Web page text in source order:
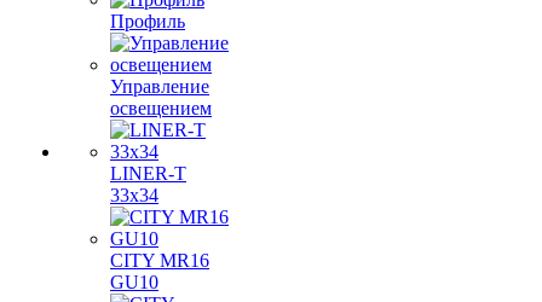
Профиль
Управление
освещением
LINER-T
33x34
CITY MR16
GU10